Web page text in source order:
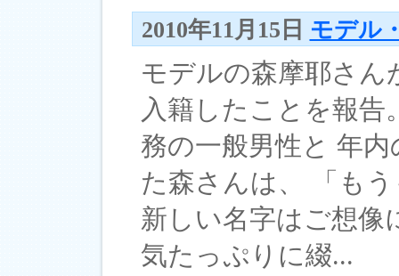
2010年11月15日 モデル
モデルの森摩耶さん
入籍したことを報告
務の一般男性と 年
た森さんは、 「も
新しい名字はご想像
気たっぷりに綴...